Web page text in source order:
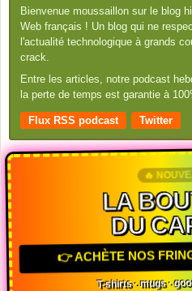
Bienvenue moussaillon sur le blog
Web français ! Un blog qui ne
l'actualité technologique à grands
crack.
Entre les articles, notre podcast
la perte de temps est garantie à
Flux RSS podcast Twitter
🔥
LA
DU
👉 ACHÈTE NOS
T-shirts · mugs ·